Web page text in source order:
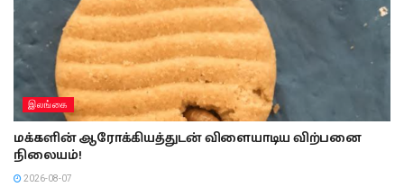
இலங்கை
மக்களின் ஆரோக்கியத்துடன் விளையாடிய விற்பனை
நிலையம்!
2026-08-07